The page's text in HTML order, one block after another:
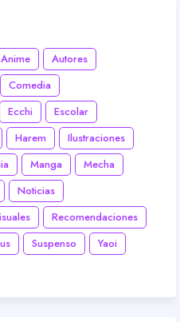
Anime
Autores
Comedia
Ecchi
Escolar
Harem
Ilustraciones
Manga
Mecha
Noticias
Recomendaciones
Suspenso
Yaoi